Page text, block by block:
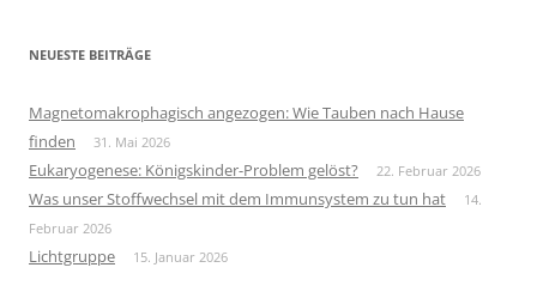
NEUESTE BEITRÄGE
Magnetomakrophagisch angezogen: Wie Tauben nach Hause
finden
31. Mai 2026
Eukaryogenese: Königskinder-Problem gelöst? 22. Februar 2026
Was unser Stoffwechsel mit dem Immunsystem zu tun hat
14.
Februar 2026
Lichtgruppe 15. Januar 2026